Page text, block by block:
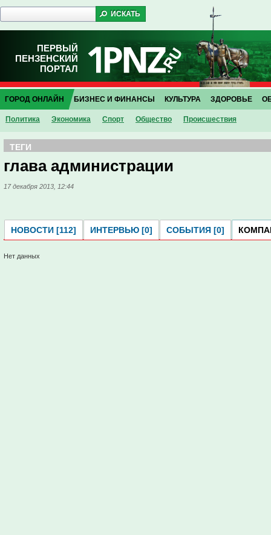
ПЕРВЫЙ
ПЕНЗЕНСКИЙ
ПОРТАЛ
ГОРОД ОНЛАЙН
Политика Экономика Спорт Общество Проиcшествия
БИЗНЕС И ФИНАНСЫ КУЛЬТУРА ЗДОРОВЬЕ
ТЕГИ
глава администрации
17 декабря 2013, 12:44
НОВОСТИ [112] ИНТЕРВЬЮ [0] СОБЫТИЯ [0]
Нет данных